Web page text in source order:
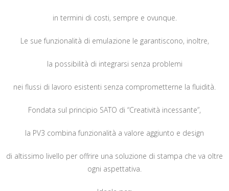
in termini di costi, sempre e ovunque.
Le sue funzionalità di emulazione le garantiscono, inoltre,
la possibilità di integrarsi senza problemi
nei flussi di lavoro esistenti senza comprometterne la fluidità.
Fondata sul principio SATO di “Creatività incessante”,
la PV3 combina funzionalità a valore aggiunto e design
di altissimo livello per offrire una soluzione di stampa che va oltre
ogni aspettativa.